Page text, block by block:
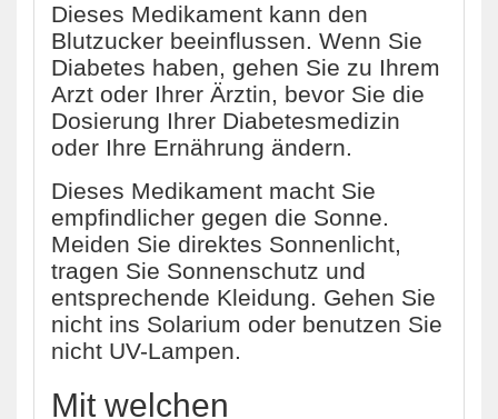
Dieses Medikament kann den
Blutzucker beeinflussen. Wenn Sie
Diabetes haben, gehen Sie zu Ihrem
Arzt oder Ihrer Ärztin, bevor Sie die
Dosierung Ihrer Diabetesmedizin
oder Ihre Ernährung ändern.
Dieses Medikament macht Sie
empfindlicher gegen die Sonne.
Meiden Sie direktes Sonnenlicht,
tragen Sie Sonnenschutz und
entsprechende Kleidung. Gehen Sie
nicht ins Solarium oder benutzen Sie
nicht UV-Lampen.
Mit welchen